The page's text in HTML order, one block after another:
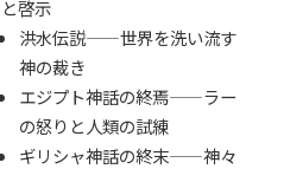
と啓示
洪水伝説——世界を洗い流す
神の裁き
エジプト神話の終焉——ラー
の怒りと人類の試練
ギリシャ神話の終末——神々